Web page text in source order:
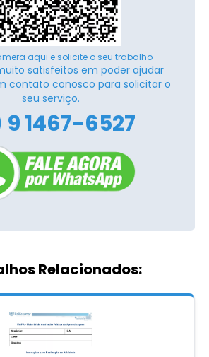
aqui e solicite o seu trabalho
satisfeitos em poder ajudar
contato conosco para solicitar o
seu serviço.
9 1467-6527
Relacionados: